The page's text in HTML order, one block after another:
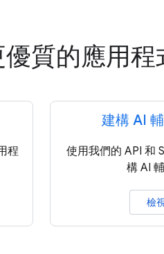
質的應用程
程
建構 AI
使用我們的 API 和
構 AI
檢